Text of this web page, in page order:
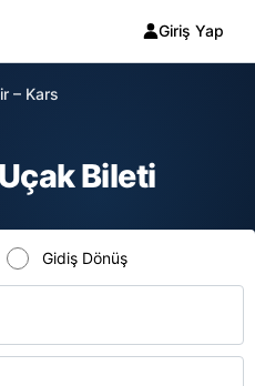
Giriş Yap
– Kars
Bileti
Gidiş Dönüş